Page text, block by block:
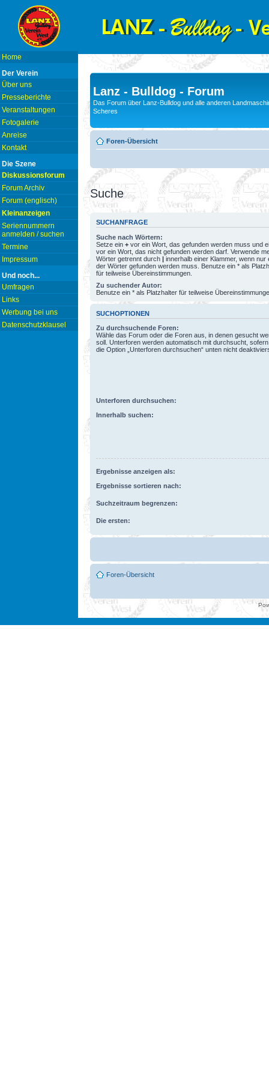
Home
Der Verein
Über uns
Presseberichte
Veranstaltungen
Fotogalerie
Anreise
Kontakt
Die Szene
Diskussionsforum
Forum Archiv
Forum (englisch)
Kleinanzeigen
Seriennummern
anmelden / suchen
Termine
Impressum
Und noch...
Umfragen
Links
Werbung bei uns
Datenschutzklausel
Lanz - Bulldog - Forum
Das Forum über Lanz-Bulldog und alle anderen
Scheres
Foren-Übersicht
Suche
SUCHANFRAGE
Suche nach Wörtern:
Setze ein + vor ein Wort, das gefunden werden muss und
vor ein Wort, das nicht gefunden werden darf. Verwende
Wörter getrennt durch | innerhalb einer Klammer, wenn nur
der Wörter gefunden werden muss. Benutze ein * als
für teilweise Übereinstimmungen.
Zu suchender Autor:
Benutze ein * als Platzhalter für teilweise
SUCHOPTIONEN
Zu durchsuchende Foren:
Wähle das Forum oder die Foren aus, in denen gesucht
soll. Unterforen werden automatisch mit durchsucht,
die Option „Unterforen durchsuchen“ unten nicht
Unterforen durchsuchen:
Innerhalb suchen:
Ergebnisse anzeigen als:
Ergebnisse sortieren nach:
Suchzeitraum begrenzen:
Die ersten:
Foren-Übersicht